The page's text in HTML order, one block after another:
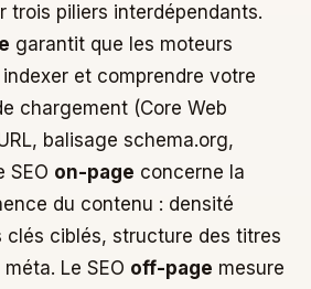
trois piliers interdépendants.
garantit que les moteurs
et comprendre votre
chargement (Core Web
balisage schema.org,
SEO on-page concerne la
du contenu : densité
clés ciblés, structure des titres
Le SEO off-page mesure